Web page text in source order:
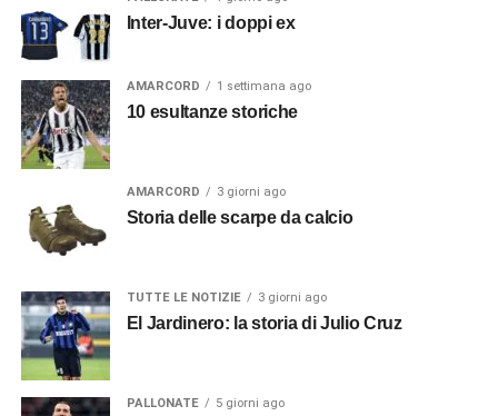
Inter-Juve: i doppi ex
AMARCORD 1 settimana ago
10 esultanze storiche
AMARCORD 3 giorni ago
Storia delle scarpe da calcio
TUTTE LE NOTIZIE 3 giorni ago
El Jardinero: la storia di Julio Cruz
PALLONATE 5 giorni ago